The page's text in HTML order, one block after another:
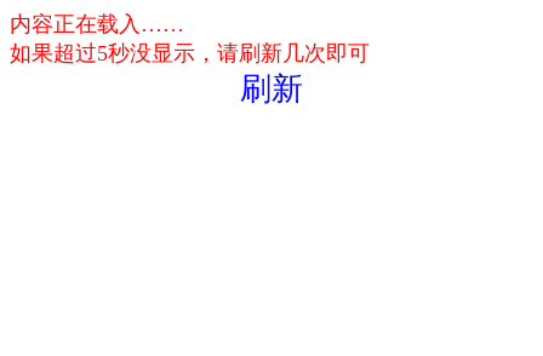
内容正在载入……
如果超过5秒没显示，请刷新几次即可
刷新